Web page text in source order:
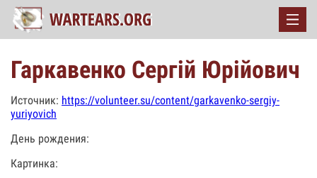
Гаркавенко Сергій Юрійович
Источник: https://volunteer.su/content/garkavenko-sergiy-
yuriyovich
День рождения:
Картинка: